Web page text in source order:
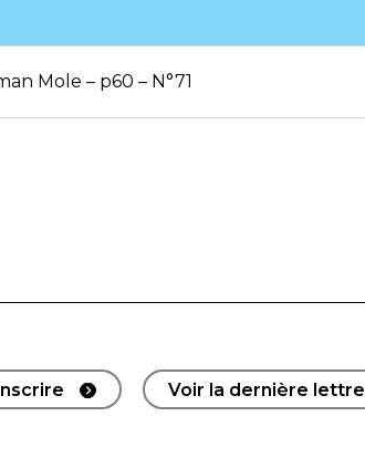
Mole – p60 – N°71
Voir la dernière lettre